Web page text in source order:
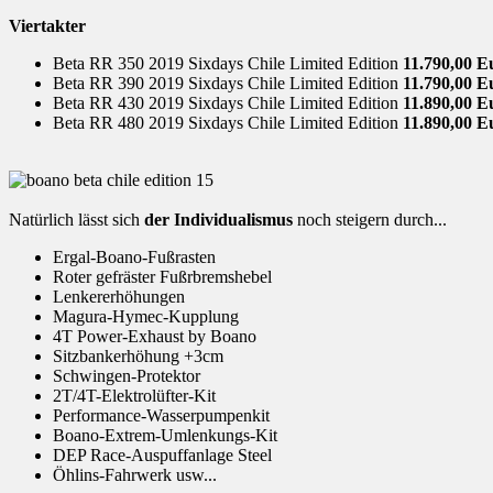
Viertakter
Beta RR 350 2019 Sixdays Chile Limited Edition 11.790,00
Beta RR 390 2019 Sixdays Chile Limited Edition 11.790,00
Beta RR 430 2019 Sixdays Chile Limited Edition 11.890,00
Beta RR 480 2019 Sixdays Chile Limited Edition 11.890,00
Natürlich lässt sich der Individualismus noch steigern durch...
Ergal-Boano-Fußrasten
Roter gefräster Fußrbremshebel
Lenkererhöhungen
Magura-Hymec-Kupplung
4T Power-Exhaust by Boano
Sitzbankerhöhung +3cm
Schwingen-Protektor
2T/4T-Elektrolüfter-Kit
Performance-Wasserpumpenkit
Boano-Extrem-Umlenkungs-Kit
DEP Race-Auspuffanlage Steel
Öhlins-Fahrwerk usw...